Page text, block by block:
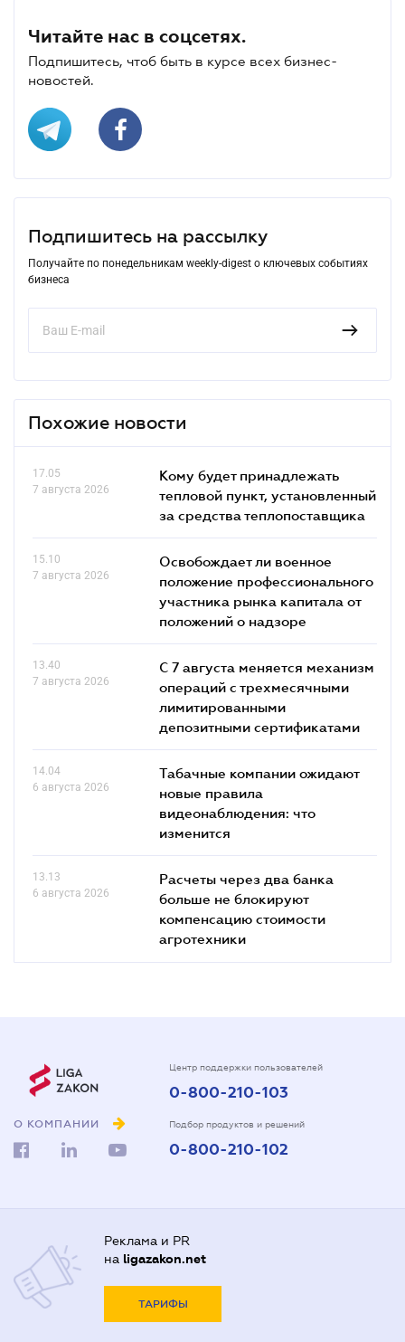
Читайте нас в соцсетях.
Подпишитесь, чтоб быть в курсе всех бизнес-
новостей.
Подпишитесь на рассылку
Получайте по понедельникам weekly-digest о ключевых событиях
бизнеса
Похожие новости
17.05
7 августа 2026
Кому будет принадлежать
тепловой пункт, установленный
за средства теплопоставщика
15.10
7 августа 2026
Освобождает ли военное
положение профессионального
участника рынка капитала от
положений о надзоре
13.40
7 августа 2026
С 7 августа меняется механизм
операций с трехмесячными
лимитированными
депозитными сертификатами
14.04
6 августа 2026
Табачные компании ожидают
новые правила
видеонаблюдения: что
изменится
13.13
6 августа 2026
Расчеты через два банка
больше не блокируют
компенсацию стоимости
агротехники
О КОМПАНИИ
Центр поддержки пользователей
0-800-210-103
Подбор продуктов и решений
0-800-210-102
Реклама и PR
на ligazakon.net
ТАРИФЫ